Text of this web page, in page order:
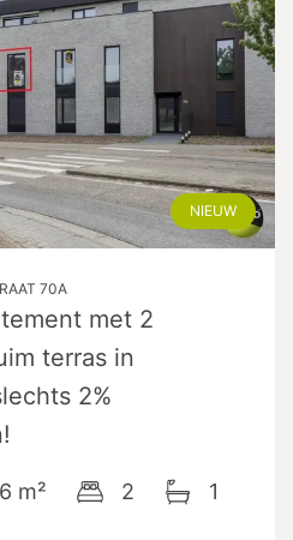
NIEUW
70A
met 2
terras in
2%
m² 2 1